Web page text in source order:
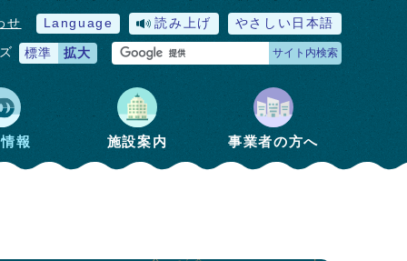
せ Language 読み上げ やさしい日本語
標準 拡大 サイト内検索
報 施設案内 事業者の方へ